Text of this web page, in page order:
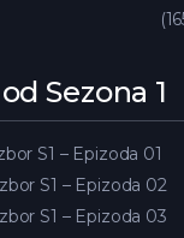
Sezona 1
S1 – Epizoda 01
S1 – Epizoda 02
S1 – Epizoda 03